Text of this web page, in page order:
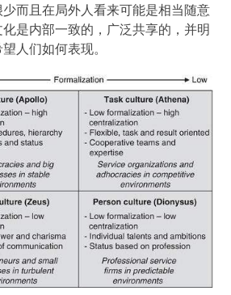
而且在局外人看来可能是相当随意
是内部一致的，广泛共享的，并明
人们如何表现。